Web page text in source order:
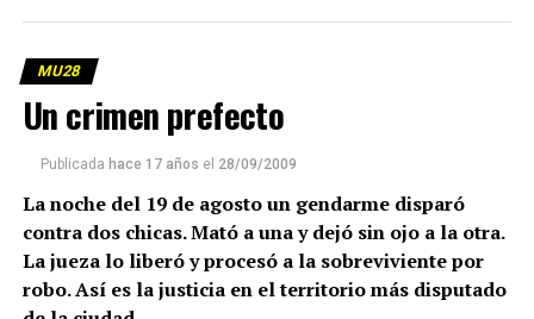
MU28
Un crimen prefecto
Publicada hace 17 años el 28/09/2009
La noche del 19 de agosto un gendarme disparó
contra dos chicas. Mató a una y dejó sin ojo a la otra.
La jueza lo liberó y procesó a la sobreviviente por
robo. Así es la justicia en el territorio más disputado